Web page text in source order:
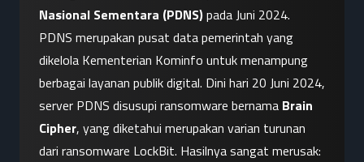
Nasional Sementara (PDNS) pada Juni 2024.
PDNS merupakan pusat data pemerintah yang
dikelola Kementerian Kominfo untuk menampung
berbagai layanan publik digital. Dini hari 20 Juni 2024,
server PDNS disusupi ransomware bernama Brain
Cipher, yang diketahui merupakan varian turunan
dari ransomware LockBit. Hasilnya sangat merusak: